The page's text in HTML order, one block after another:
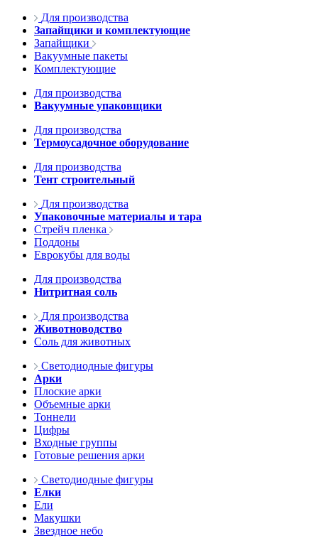
Для производства
Запайщики и комплектующие
Запайщики
Вакуумные пакеты
Комплектующие
Для производства
Вакуумные упаковщики
Для производства
Термоусадочное оборудование
Для производства
Тент строительный
Для производства
Упаковочные материалы и тара
Стрейч пленка
Поддоны
Еврокубы для воды
Для производства
Нитритная соль
Для производства
Животноводство
Соль для животных
Светодиодные фигуры
Арки
Плоские арки
Объемные арки
Тоннели
Цифры
Входные группы
Готовые решения арки
Светодиодные фигуры
Елки
Ели
Макушки
Звездное небо